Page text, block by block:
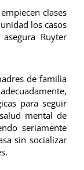
clases
los casos
Ruyter
de familia
para seguir
mental de
seriamente
sin socializar